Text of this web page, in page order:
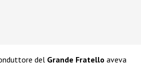
del Grande Fratello aveva